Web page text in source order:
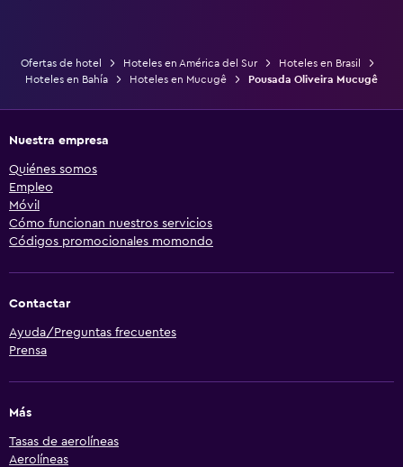
Ofertas de hotel Hoteles en América del Sur
Hoteles en Brasil
Hoteles en Bahía
Hoteles en Mucugê Pousada Oliveira Mucugê
Nuestra empresa
Quiénes somos
Empleo
Móvil
Cómo funcionan nuestros servicios
Códigos promocionales momondo
Contactar
Ayuda/Preguntas frecuentes
Prensa
Más
Tasas de aerolíneas
Aerolíneas